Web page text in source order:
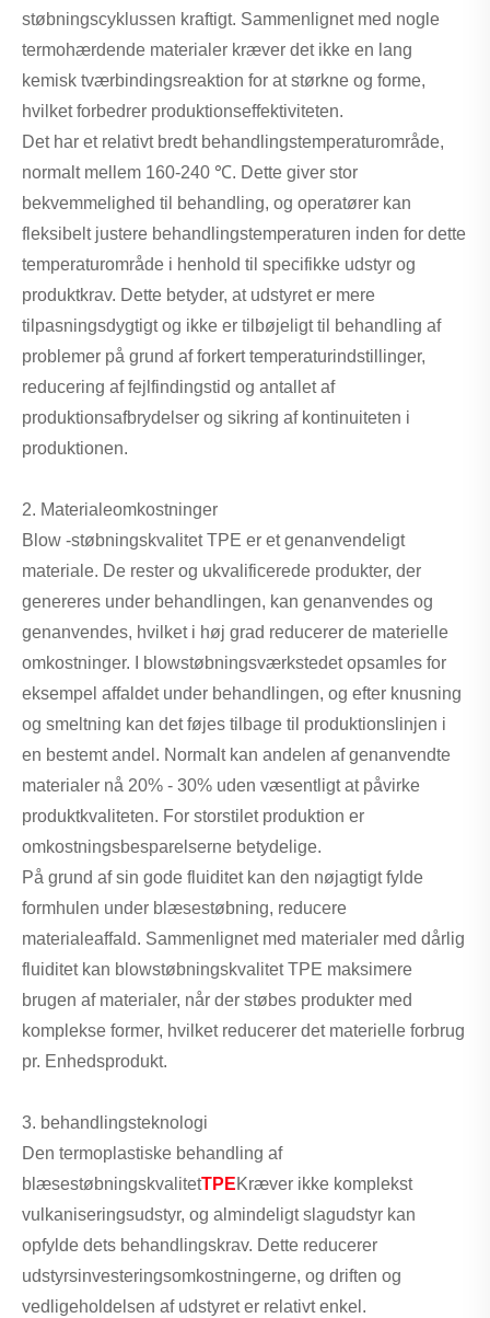
støbningscyklussen kraftigt. Sammenlignet med nogle
termohærdende materialer kræver det ikke en lang
kemisk tværbindingsreaktion for at størkne og forme,
hvilket forbedrer produktionseffektiviteten.
Det har et relativt bredt behandlingstemperaturområde,
normalt mellem 160-240 ℃. Dette giver stor
bekvemmelighed til behandling, og operatører kan
fleksibelt justere behandlingstemperaturen inden for dette
temperaturområde i henhold til specifikke udstyr og
produktkrav. Dette betyder, at udstyret er mere
tilpasningsdygtigt og ikke er tilbøjeligt til behandling af
problemer på grund af forkert temperaturindstillinger,
reducering af fejlfindingstid og antallet af
produktionsafbrydelser og sikring af kontinuiteten i
produktionen.
2. Materialeomkostninger
Blow -støbningskvalitet TPE er et genanvendeligt
materiale. De rester og ukvalificerede produkter, der
genereres under behandlingen, kan genanvendes og
genanvendes, hvilket i høj grad reducerer de materielle
omkostninger. I blowstøbningsværkstedet opsamles for
eksempel affaldet under behandlingen, og efter knusning
og smeltning kan det føjes tilbage til produktionslinjen i
en bestemt andel. Normalt kan andelen af ​​genanvendte
materialer nå 20% - 30% uden væsentligt at påvirke
produktkvaliteten. For storstilet produktion er
omkostningsbesparelserne betydelige.
På grund af sin gode fluiditet kan den nøjagtigt fylde
formhulen under blæsestøbning, reducere
materialeaffald. Sammenlignet med materialer med dårlig
fluiditet kan blowstøbningskvalitet TPE maksimere
brugen af ​​materialer, når der støbes produkter med
komplekse former, hvilket reducerer det materielle forbrug
pr. Enhedsprodukt.
3. behandlingsteknologi
Den termoplastiske behandling af
blæsestøbningskvalitetTPEKræver ikke komplekst
vulkaniseringsudstyr, og almindeligt slagudstyr kan
opfylde dets behandlingskrav. Dette reducerer
udstyrsinvesteringsomkostningerne, og driften og
vedligeholdelsen af ​​udstyret er relativt enkel.